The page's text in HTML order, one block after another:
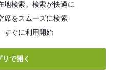
地検索。検索が快適に
席をスムーズに検索
すぐに利用開始
リで開く